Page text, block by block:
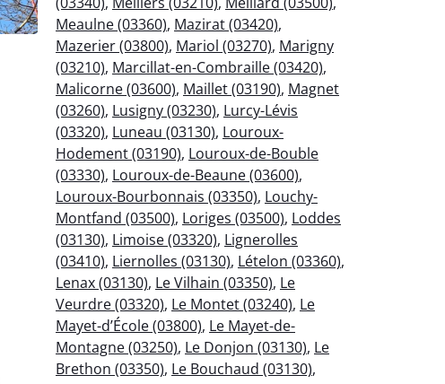
Meaulne (03360), Mazirat (03420),
Mazerier (03800), Mariol (03270), Marigny
(03210), Marcillat-en-Combraille (03420),
Malicorne (03600), Maillet (03190), Magnet
(03260), Lusigny (03230), Lurcy-Lévis
(03320), Luneau (03130), Louroux-
Hodement (03190), Louroux-de-Bouble
(03330), Louroux-de-Beaune (03600),
Louroux-Bourbonnais (03350), Louchy-
Montfand (03500), Loriges (03500), Loddes
(03130), Limoise (03320), Lignerolles
(03410), Liernolles (03130), Lételon (03360),
Lenax (03130), Le Vilhain (03350), Le
Veurdre (03320), Le Montet (03240), Le
Mayet-d’École (03800), Le Mayet-de-
Montagne (03250), Le Donjon (03130), Le
Brethon (03350), Le Bouchaud (03130),